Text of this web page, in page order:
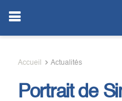
Accueil Actualités
Portrait de